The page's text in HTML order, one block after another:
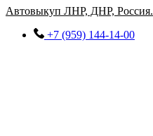
Перейти
содержимому
Автовыкуп ЛНР, ДНР, Россия.
+7 (959) 144-14-00